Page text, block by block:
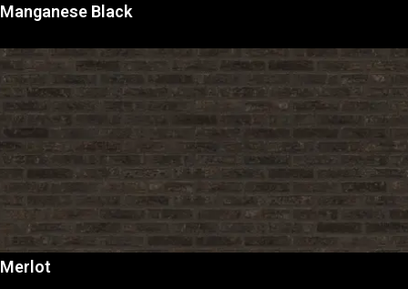
Manganese Black
Merlot